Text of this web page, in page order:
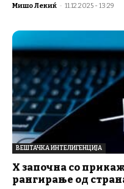
Мишо Лекиќ - 11.12.2025 - 13:29
ВЕШТАЧКА ИНТЕЛИГЕНЦИЈА
X започна со
рангирање од